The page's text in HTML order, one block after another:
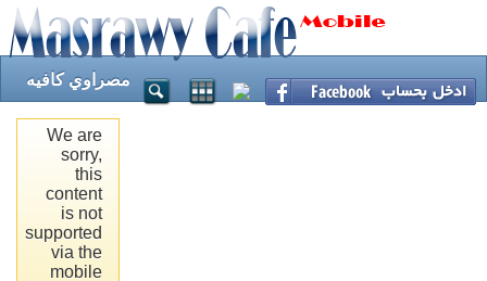
مصراوي كافيه
We are
sorry,
this
content
is not
supported
via the
mobile